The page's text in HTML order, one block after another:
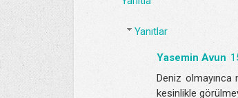
Yanıtlar
Yasemin Avun
Deniz
kesinlikle